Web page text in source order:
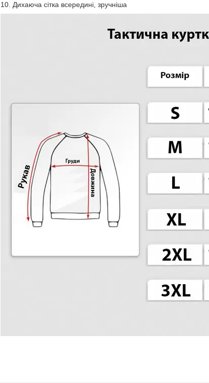
10. Дихаюча сітка всередині, зручніша